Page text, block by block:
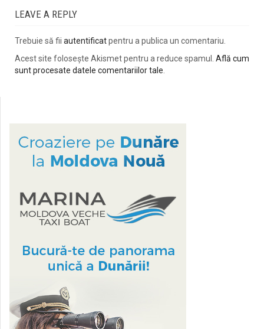
LEAVE A REPLY
Trebuie să fii autentificatpentru a publica un comentariu.
Acest site folosește Akismet pentru a reduce spamul. Află cum
sunt procesate datele comentariilor tale